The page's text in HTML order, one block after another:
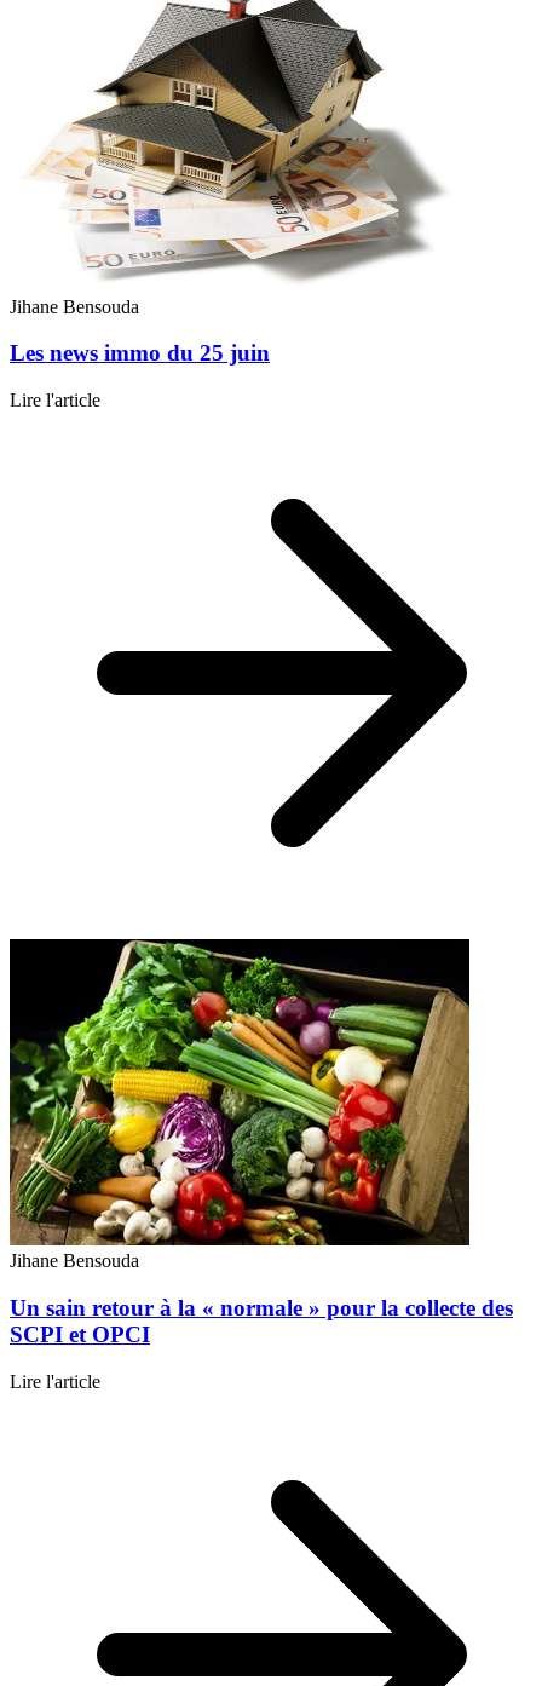
Jihane Bensouda
Les news immo du 25 juin
Lire l'article
Jihane Bensouda
Un sain retour à la « normale » pour la collecte des
SCPI et OPCI
Lire l'article